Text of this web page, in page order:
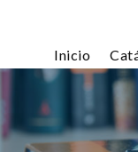
Inicio